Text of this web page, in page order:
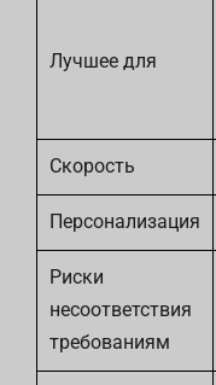
Лучшее для
Скорость
Персонализация
Риски
несоответствия
требованиям